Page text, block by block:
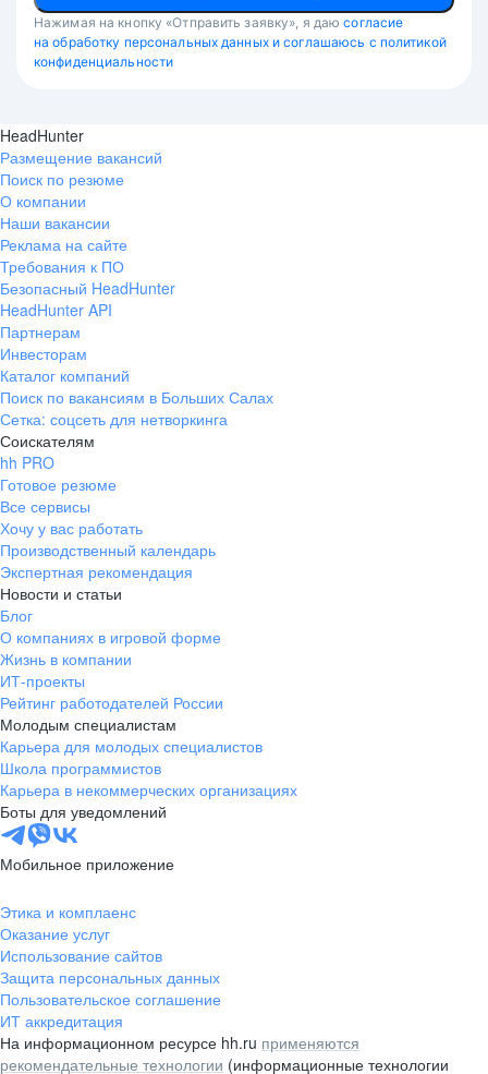
Нажимая на кнопку «Отправить заявку», я даю согласие
на обработку персональных данных и соглашаюсь с политикой
конфиденциальности
HeadHunter
Размещение вакансий
Поиск по резюме
О компании
Наши вакансии
Реклама на сайте
Требования к ПО
Безопасный HeadHunter
HeadHunter API
Партнерам
Инвесторам
Каталог компаний
Поиск по вакансиям в Больших Салах
Сетка: соцсеть для нетворкинга
Соискателям
hh PRO
Готовое резюме
Все сервисы
Хочу у вас работать
Производственный календарь
Экспертная рекомендация
Новости и статьи
Блог
О компаниях в игровой форме
Жизнь в компании
ИТ-проекты
Рейтинг работодателей России
Молодым специалистам
Карьера для молодых специалистов
Школа программистов
Карьера в некоммерческих организациях
Боты для уведомлений
Мобильное приложение
Этика и комплаенс
Оказание услуг
Использование сайтов
Защита персональных данных
Пользовательское соглашение
ИТ аккредитация
На информационном ресурсе hh.ru применяются
рекомендательные технологии (информационные технологии